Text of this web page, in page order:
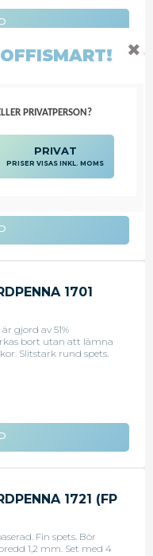
flera veckor.Slitstark
2,5 mm. Gjord på 51%
1701
gjord av 51%
bort utan att lämna
Slitstark rund spets.
1721 (FP
Fin spets. Bör
1,2 mm. Set med 4
PRIVATPERSON?
PRIVAT
PRISER VISAS INKL. MOMS
✖